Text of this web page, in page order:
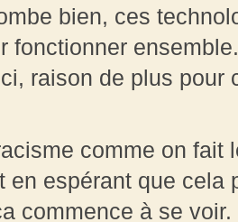
bien, ces
fonctionner
raison de plus
comme on
en espérant que cela
commence à se voir.